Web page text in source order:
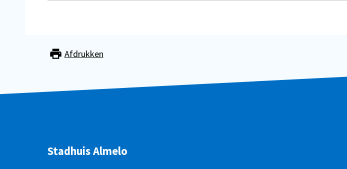
Afdrukken
Stadhuis Almelo